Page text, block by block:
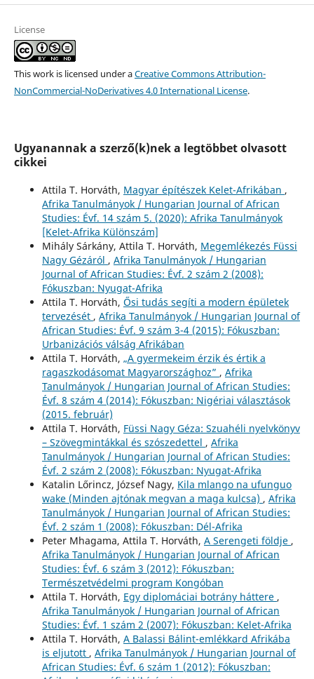
License
This work is licensed under aCreative Commons Attribution-
NonCommercial-NoDerivatives 4.0 International License.
Ugyanannak a szerző(k)nek a legtöbbet olvasott
cikkei
Attila T. Horváth, Magyar építészek Kelet-Afrikában ,
Afrika Tanulmányok / Hungarian Journal of African
Studies: Évf. 14 szám 5. (2020): Afrika Tanulmányok
[Kelet-Afrika Különszám]
Mihály Sárkány, Attila T. Horváth, Megemlékezés Füssi
Nagy Gézáról , Afrika Tanulmányok / Hungarian
Journal of African Studies: Évf. 2 szám 2 (2008):
Fókuszban: Nyugat-Afrika
Attila T. Horváth, Ősi tudás segíti a modern épületek
tervezését , Afrika Tanulmányok / Hungarian Journal of
African Studies: Évf. 9 szám 3-4 (2015): Fókuszban:
Urbanizációs válság Afrikában
Attila T. Horváth, „A gyermekeim érzik és értik a
ragaszkodásomat Magyarországhoz” , Afrika
Tanulmányok / Hungarian Journal of African Studies:
Évf. 8 szám 4 (2014): Fókuszban: Nigériai választások
(2015. február)
Attila T. Horváth, Füssi Nagy Géza: Szuahéli nyelvkönyv
– Szövegmintákkal és szószedettel , Afrika
Tanulmányok / Hungarian Journal of African Studies:
Évf. 2 szám 2 (2008): Fókuszban: Nyugat-Afrika
Katalin Lőrincz, József Nagy, Kila mlango na ufunguo
wake (Minden ajtónak megvan a maga kulcsa) , Afrika
Tanulmányok / Hungarian Journal of African Studies:
Évf. 2 szám 1 (2008): Fókuszban: Dél-Afrika
Peter Mhagama, Attila T. Horváth, A Serengeti földje ,
Afrika Tanulmányok / Hungarian Journal of African
Studies: Évf. 6 szám 3 (2012): Fókuszban:
Természetvédelmi program Kongóban
Attila T. Horváth, Egy diplomáciai botrány háttere ,
Afrika Tanulmányok / Hungarian Journal of African
Studies: Évf. 1 szám 2 (2007): Fókuszban: Kelet-Afrika
Attila T. Horváth, A Balassi Bálint-emlékkard Afrikába
is eljutott , Afrika Tanulmányok / Hungarian Journal of
African Studies: Évf. 6 szám 1 (2012): Fókuszban: